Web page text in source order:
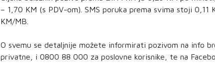
– 1,70 KM (s PDV-om). SMS poruka prema svima stoji 0,11
KM/MB.
O svemu se detaljnije možete informirati pozivom na info
privatne, i 0800 88 000 za poslovne korisnike, te na